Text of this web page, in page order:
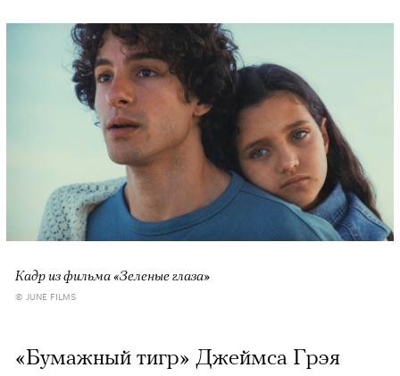
Кадр из фильма «Зеленые глаза»
© JUNE FILMS
«Бумажный тигр» Джеймса Грэя